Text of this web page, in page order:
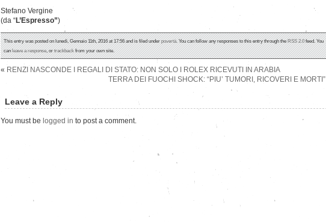
Stefano Vergine
(da “L’Espresso”)
This entry was posted on lunedì, Gennaio 11th, 2016 at 17:56 and is filed underpovertà. You can follow any responses to this entry through theRSS 2.0feed. You
canleave a response, ortrackbackfrom your own site.
« RENZI NASCONDE I REGALI DI STATO: NON SOLO I ROLEX RICEVUTI IN ARABIA
TERRA DEI FUOCHI SHOCK: “PIU’ TUMORI, RICOVERI E MORTI”
Leave a Reply
You must be logged in to post a comment.